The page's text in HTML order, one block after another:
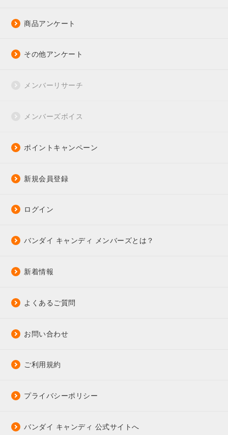
商品アンケート
その他アンケート
メンバーリサーチ
メンバーズボイス
ポイントキャンペーン
新規会員登録
ログイン
バンダイ キャンディ メンバーズとは？
新着情報
よくあるご質問
お問い合わせ
ご利用規約
プライバシーポリシー
バンダイ キャンディ 公式サイトへ